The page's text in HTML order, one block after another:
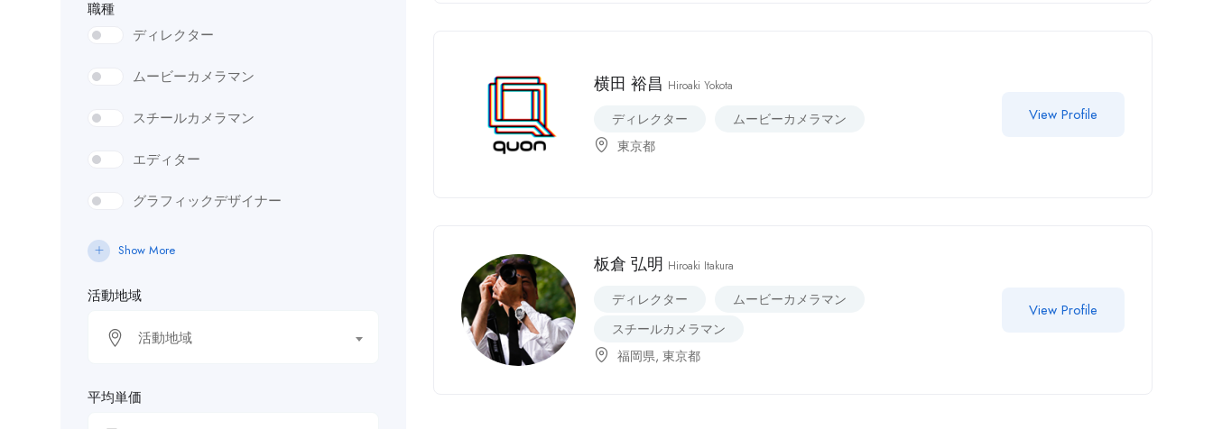
職種
ディレクター
ムービーカメラマン
スチールカメラマン
エディター
グラフィックデザイナー
イラストレーター
アニメーター
Show More
活動地域
活動地域
平均単価
横田 裕昌 Hiroaki Yokota
ディレクター
ムービーカメラマン
東京都
View Profile
板倉 弘明 Hiroaki Itakura
ディレクター
ムービーカメラマン
スチールカメラマン
福岡県,東京都
View Profile